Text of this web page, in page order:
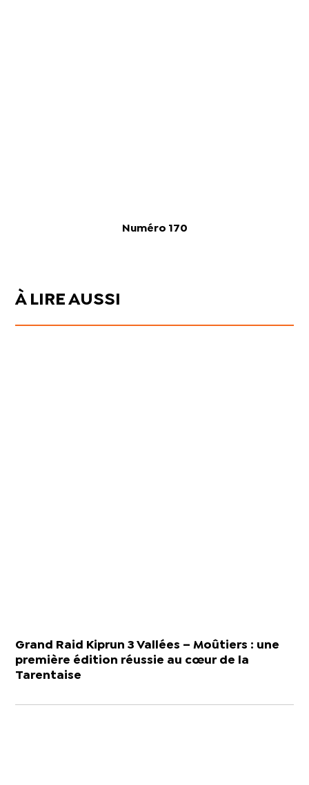
Numéro 170
À LIRE AUSSI
Grand Raid Kiprun 3 Vallées – Moûtiers : une
première édition réussie au cœur de la
Tarentaise